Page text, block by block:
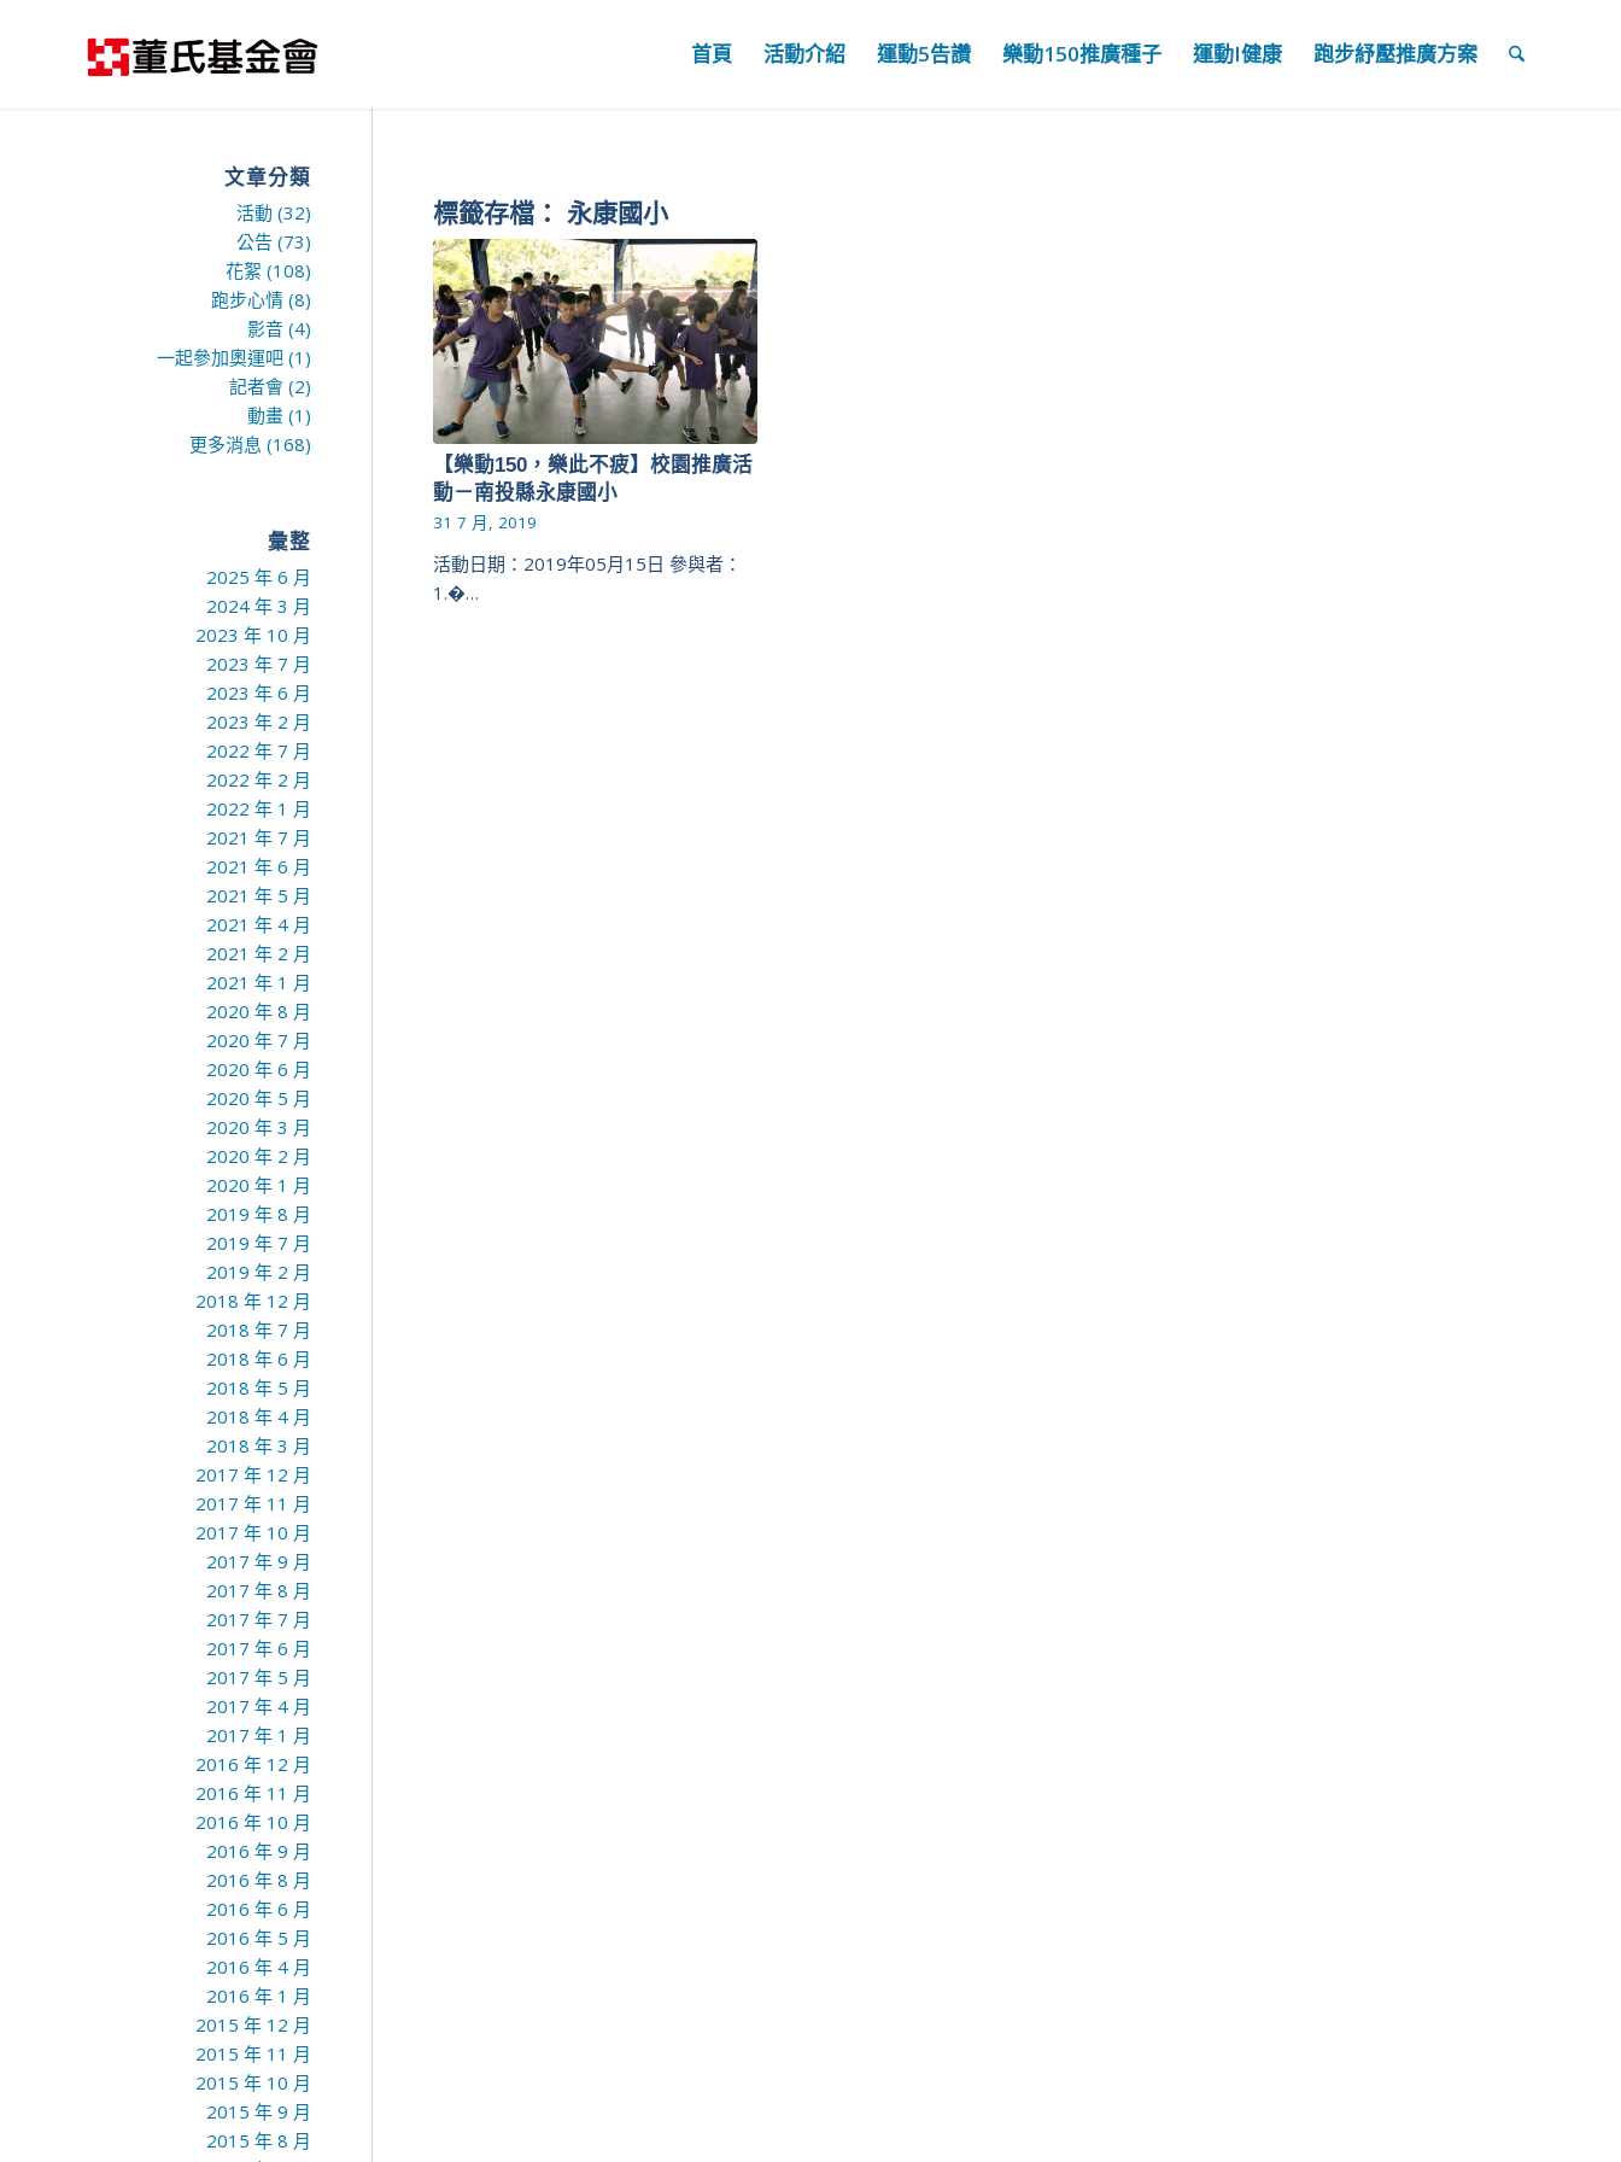
首頁 活動介紹 運動5告讚 樂動150推廣種子 運動I健康 跑步紓壓推廣方案
標籤存檔： 永康國小
【樂動150，樂此不疲】校園推廣活
動－南投縣永康國小
31 7 月, 2019
活動日期：2019年05月15日 參與者：
1.�…
文章分類
活動 (32)
公告 (73)
花絮 (108)
跑步心情 (8)
影音 (4)
一起參加奧運吧 (1)
記者會 (2)
動畫 (1)
更多消息 (168)
彙整
2025 年 6 月
2024 年 3 月
2023 年 10 月
2023 年 7 月
2023 年 6 月
2023 年 2 月
2022 年 7 月
2022 年 2 月
2022 年 1 月
2021 年 7 月
2021 年 6 月
2021 年 5 月
2021 年 4 月
2021 年 2 月
2021 年 1 月
2020 年 8 月
2020 年 7 月
2020 年 6 月
2020 年 5 月
2020 年 3 月
2020 年 2 月
2020 年 1 月
2019 年 8 月
2019 年 7 月
2019 年 2 月
2018 年 12 月
2018 年 7 月
2018 年 6 月
2018 年 5 月
2018 年 4 月
2018 年 3 月
2017 年 12 月
2017 年 11 月
2017 年 10 月
2017 年 9 月
2017 年 8 月
2017 年 7 月
2017 年 6 月
2017 年 5 月
2017 年 4 月
2017 年 1 月
2016 年 12 月
2016 年 11 月
2016 年 10 月
2016 年 9 月
2016 年 8 月
2016 年 6 月
2016 年 5 月
2016 年 4 月
2016 年 1 月
2015 年 12 月
2015 年 11 月
2015 年 10 月
2015 年 9 月
2015 年 8 月